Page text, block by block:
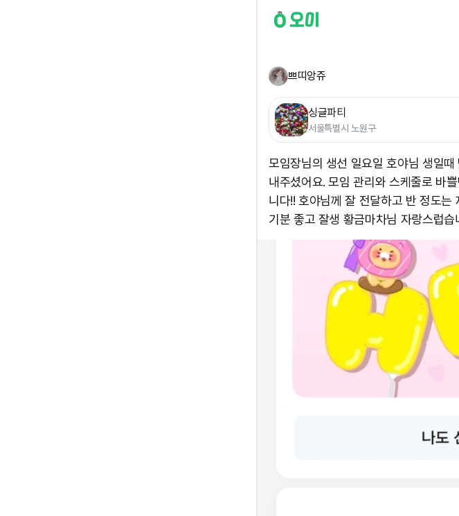
쁘띠앙쥬
싱글파티
서울특별시 노원구
모임장님의 생선 일요일 호야님 생일
내주셨어요. 모임 관리와 스케줄로 바
니다!! 호야님께 잘 전달하고 반 정도는
기분 좋고 잘생 황금마차님 자랑스럽습